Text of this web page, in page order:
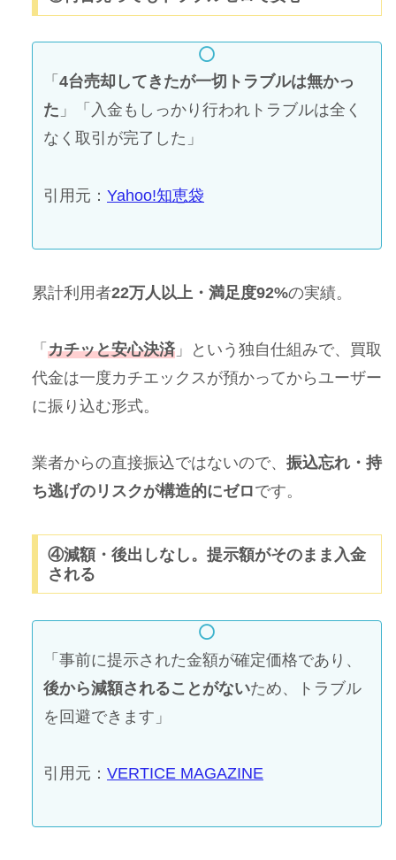
「 4台売却してきたが一切トラブルは無かっ
た 」「入金もしっかり行われトラブルは全く
なく取引が完了した」
引用元： Yahoo!知恵袋
累計利用者22万人以上・満足度92%の実績。
「 カチッと安心決済」という独自仕組みで、買取
代金は一度カチエックスが預かってからユーザー
に振り込む形式。
業者からの直接振込ではないので、 振込忘れ・持
ち逃げのリスクが構造的にゼロです。
④減額・後出しなし。提示額がそのまま入金
される
「事前に提示された金額が確定価格であり、
後から減額されることがないため、トラブル
を回避できます」
引用元： VERTICE MAGAZINE